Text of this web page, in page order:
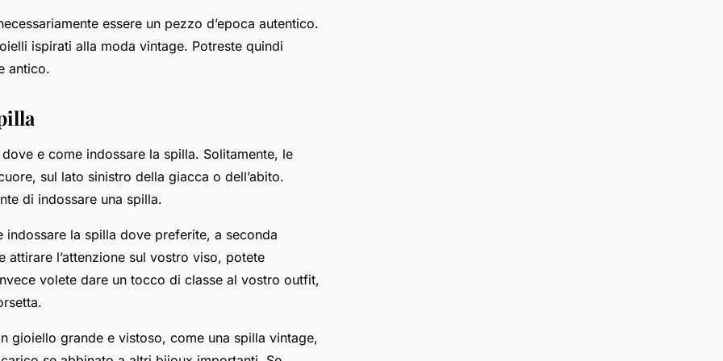
essere un pezzo d’epoca autentico.
ispirati alla moda vintage. Potreste quindi
antico.
e come indossare la spilla. Solitamente, le
sul lato sinistro della giacca o dell’abito.
di indossare una spilla.
indossare la spilla dove preferite, a seconda
attirare l’attenzione sul vostro viso, potete
volete dare un tocco di classe al vostro outfit,
gioiello grande e vistoso, come una spilla vintage,